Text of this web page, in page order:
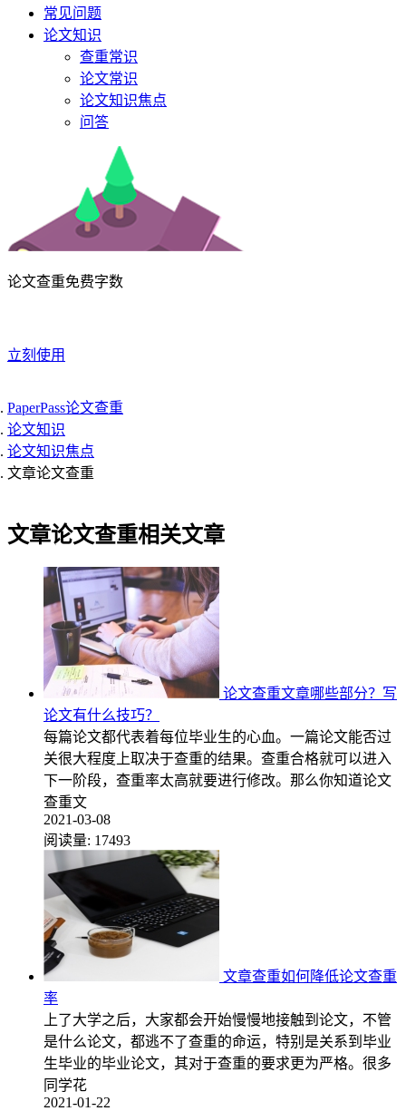
常见问题
论文知识
查重常识
论文常识
论文知识焦点
问答
论文查重免费字数
立刻使用
PaperPass论文查重
论文知识
论文知识焦点
文章论文查重
文章论文查重相关文章
论文查重文章哪些部分？写
论文有什么技巧？
每篇论文都代表着每位毕业生的心血。一篇论文能否过
关很大程度上取决于查重的结果。查重合格就可以进入
下一阶段，查重率太高就要进行修改。那么你知道论文
查重文
2021-03-08
阅读量: 17493
文章查重如何降低论文查重
率
上了大学之后，大家都会开始慢慢地接触到论文，不管
是什么论文，都逃不了查重的命运，特别是关系到毕业
生毕业的毕业论文，其对于查重的要求更为严格。很多
同学花
2021-01-22